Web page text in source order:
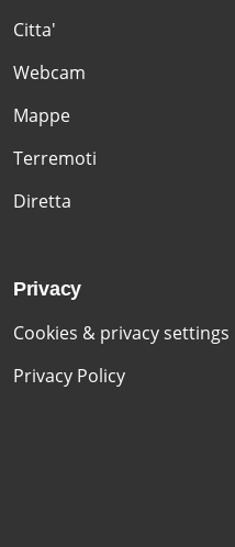
Citta'
Webcam
Mappe
Terremoti
Diretta
Privacy
Cookies & privacy settings
Privacy Policy